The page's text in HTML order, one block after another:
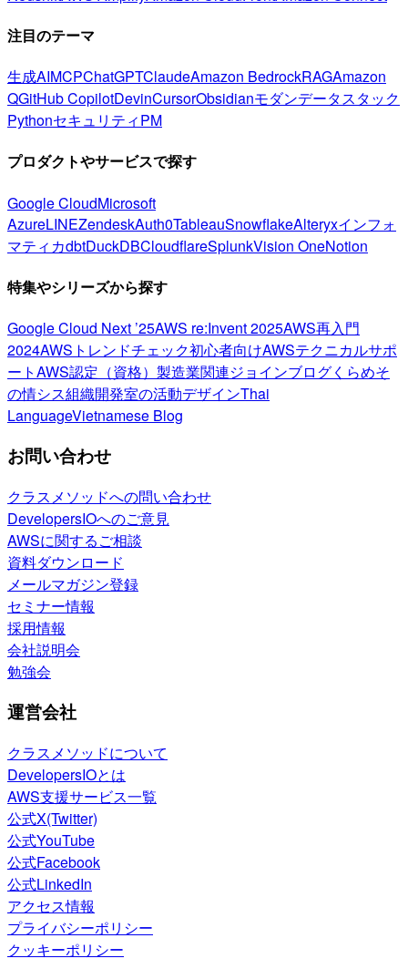
注目のテーマ
生成AIMCPChatGPTClaudeAmazon BedrockRAGAmazon
QGitHub CopilotDevinCursorObsidianモダンデータスタック
PythonセキュリティPM
プロダクトやサービスで探す
Google CloudMicrosoft
AzureLINEZendeskAuth0TableauSnowflakeAlteryxインフォ
マティカdbtDuckDBCloudflareSplunkVision OneNotion
特集やシリーズから探す
Google Cloud Next ’25AWS re:Invent 2025AWS再入門
2024AWSトレンドチェック初心者向けAWSテクニカルサポ
ートAWS認定（資格） 製造業関連ジョインブログくらめそ
の情シス組織開発室の活動デザインThai
LanguageVietnamese Blog
お問い合わせ
クラスメソッドへの問い合わせ
DevelopersIOへのご意見
AWSに関するご相談
資料ダウンロード
メールマガジン登録
セミナー情報
採用情報
会社説明会
勉強会
運営会社
クラスメソッドについて
DevelopersIOとは
AWS支援サービス一覧
公式X(Twitter)
公式YouTube
公式Facebook
公式LinkedIn
アクセス情報
プライバシーポリシー
クッキーポリシー